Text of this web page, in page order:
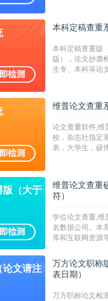
校用来检测硕博
广，数据来源真
字符数30万）
本科定稿查重
本科定稿查重版
版），论文抄袭
生专、本科等论
维普论文查重
论文查重软件,维
校，杂志社指定
表，大学生，硕
版（大于
维普论文查重
符）
学位论文查重,维
名数据公司。本
库和互联网资源
定院校！！！
论文请注
万方论文职称
表日期）
万方职称论文检